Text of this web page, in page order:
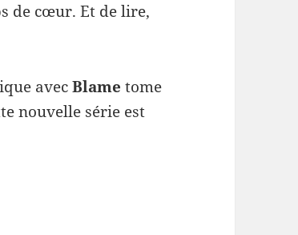
de cœur. Et de lire,
avecBlame tome
nouvelle série est